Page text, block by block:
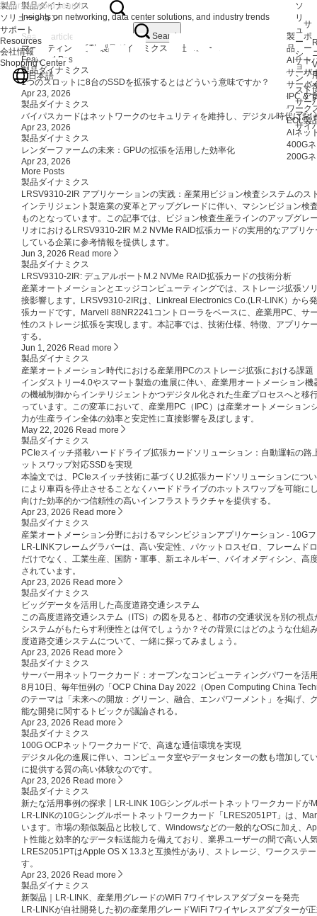
製
品
AIサー
サーバ
サーバ
IPC &
ワーク
EOL製
AIネッ
400G
200G
ソ
リ
ュ
ー
シ
ョ
ン
スト
サー
マシ
サイ
サ
ポ
ー
ト
サ
よ
ア
製品
ソリューション
サポート
Resources
会社情報
Shopping Center
日本語
製品ダイナミクス
Insights on networking, data center solutions, and industry trends
Search
マーケティング活動 製品ダイナミクス
会社ニュース
Featured Posts
製品ダイナミクス
1つのスロットに8台のSSDを拡張するとはどういう意味ですか？
Apr 23, 2026
製品ダイナミクス
バイパスカードはネットワークのセキュリティを維持し、デジタル時代にお
Apr 23, 2026
製品ダイナミクス
レンダーファームの未来：GPUの拡張を活用した効率化
Apr 23, 2026
More Posts
製品ダイナミクス
LRSV9310-2IR アプリケーションの実践：産業用ビジョン検査システムのス
インテリジェント製造業の変革とアップグレードに伴い、マシンビジョン検
ものとなっています。この記事では、ビジョン検査生産ラインのアップグレ
リオにおけるLRSV9310-2IR M.2 NVMe RAID拡張カードの実用的なアプリ
している企業に参考情報を提供します。
Jun 3, 2026 Read more
製品ダイナミクス
LRSV9310-2IR: デュアルポートM.2 NVMe RAID拡張カードの技術分析
産業オートメーションとエッジコンピューティングでは、ストレージ拡張ソ
接影響します。LRSV9310-2IRは、Linkreal Electronics Co.(LR-LINK）から
張カードです。Marvell 88NR2241コントローラをベースに、産業用PC、サ
性のストレージ拡張を実現します。本記事では、技術仕様、特徴、アプリケ
する。
Jun 1, 2026 Read more
製品ダイナミクス
産業オートメーション時代における産業用PCのストレージ拡張における課題
インダストリー4.0やスマート製造の進展に伴い、産業用オートメーション
の機械制御からインテリジェントかつデジタル化された生産プロセスへと移
っています。この変革において、産業用PC（IPC）は産業オートメーショ
力が生産ライン全体の効率と安定性に直接影響を及ぼします。
May 22, 2026 Read more
製品ダイナミクス
PCIeスイッチ搭載ハードドライブ拡張カードソリューション：自動運転の
ットスワップ対応SSDを実現
本論文では、PCIeスイッチ技術に基づくU.2拡張カードソリューションにつ
により車両を停止させることなくハードドライブのホットスワップを可能に
向けた効率的かつ信頼性の高いインフラストラクチャを提供する。
Apr 23, 2026 Read more
製品ダイナミクス
産業オートメーション分野におけるマシンビジョンアプリケーション - 10G
LR-LINKフレームグラバーは、高い安定性、パケットロスゼロ、フレームド
だけでなく、工業生産、国防・軍事、新エネルギー、バイオメディシン、高
されています。
Apr 23, 2026 Read more
製品ダイナミクス
ビッグデータを活用した高度道路交通システム
この高度道路交通システム（ITS）の図を見ると、都市の交通状況を別の視
システムがもたらす利便性とは何でしょうか？その背景にはどのような仕組
度道路交通システムについて、一緒に探ってみましょう。
Apr 23, 2026 Read more
製品ダイナミクス
サーバー用ネットワークカード：オープンなコンピューティングパワーを活
8月10日、毎年恒例の「OCP China Day 2022（Open Computing China
のテーマは「未来への開放：グリーン、融合、エンパワーメント」を掲げ、
能な開発に関するトピックが議論される。
Apr 23, 2026 Read more
製品ダイナミクス
100G OCPネットワークカードで、高速な通信環境を実現
デジタル化の進展に伴い、コンピュータ室やデータセンターの数も増加して
に提供する質の高い体験なのです。
Apr 23, 2026 Read more
製品ダイナミクス
新たな活用事例の探求丨LR-LINK 10Gシングルポートネットワークカードが
LR-LINKの10Gシングルポートネットワークカード「LRES2051PT」は、
います。市場の類似製品と比較して、Windowsなどの一般的なOSに加え、
ト性能と効率的なデータ転送能力を備えており、業界ユーザーの間で高い人
LRES2051PTはApple OS X 13.3と互換性があり、ストレージ、ワークステ
す。
Apr 23, 2026 Read more
製品ダイナミクス
新製品｜LR-LINK、産業用グレードのWiFi 7ワイヤレスアダプターを発売
LR-LINKが自社開発した初の産業用グレードWiFi 7ワイヤレスアダプターが